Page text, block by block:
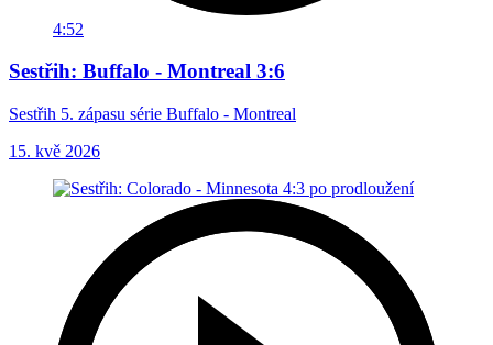
4:52
Sestřih: Buffalo - Montreal 3:6
Sestřih 5. zápasu série Buffalo - Montreal
15. kvě 2026